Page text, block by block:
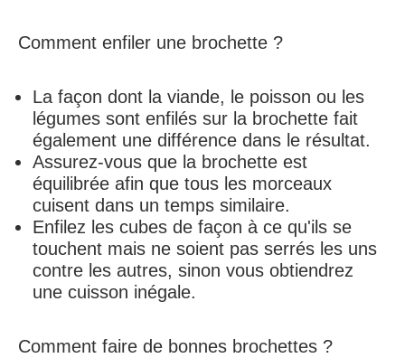
Comment enfiler une brochette ?
La façon dont la viande, le poisson ou les
légumes sont enfilés sur la brochette fait
également une différence dans le résultat.
Assurez-vous que la brochette est
équilibrée afin que tous les morceaux
cuisent dans un temps similaire.
Enfilez les cubes de façon à ce qu'ils se
touchent mais ne soient pas serrés les uns
contre les autres, sinon vous obtiendrez
une cuisson inégale.
Comment faire de bonnes brochettes ?